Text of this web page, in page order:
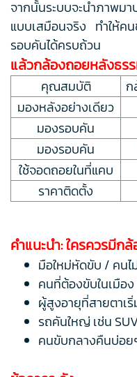
จากนั้นระบบจะนำภาพม
แบบเสมือนจริง ทำให้ค
รอบคันได้ครบถ้วน
แล้วกล้องถอยหลังธร
คุณสมบัติ ก
มองหลังอย่างเดียว
มองรอบคัน
มองรอบคัน
ใช้จอดถอยในที่แคบ
ราคาติดตั้ง
คำแนะนำ: ใครควรมีก
มือใหม่หัดขับ / คนไ
คนที่ต้องขับในเมือ
ผู้สูงอายุที่สายตาเริ่
รถคันใหญ่ เช่น
คนขับกลางคืนบ่อย